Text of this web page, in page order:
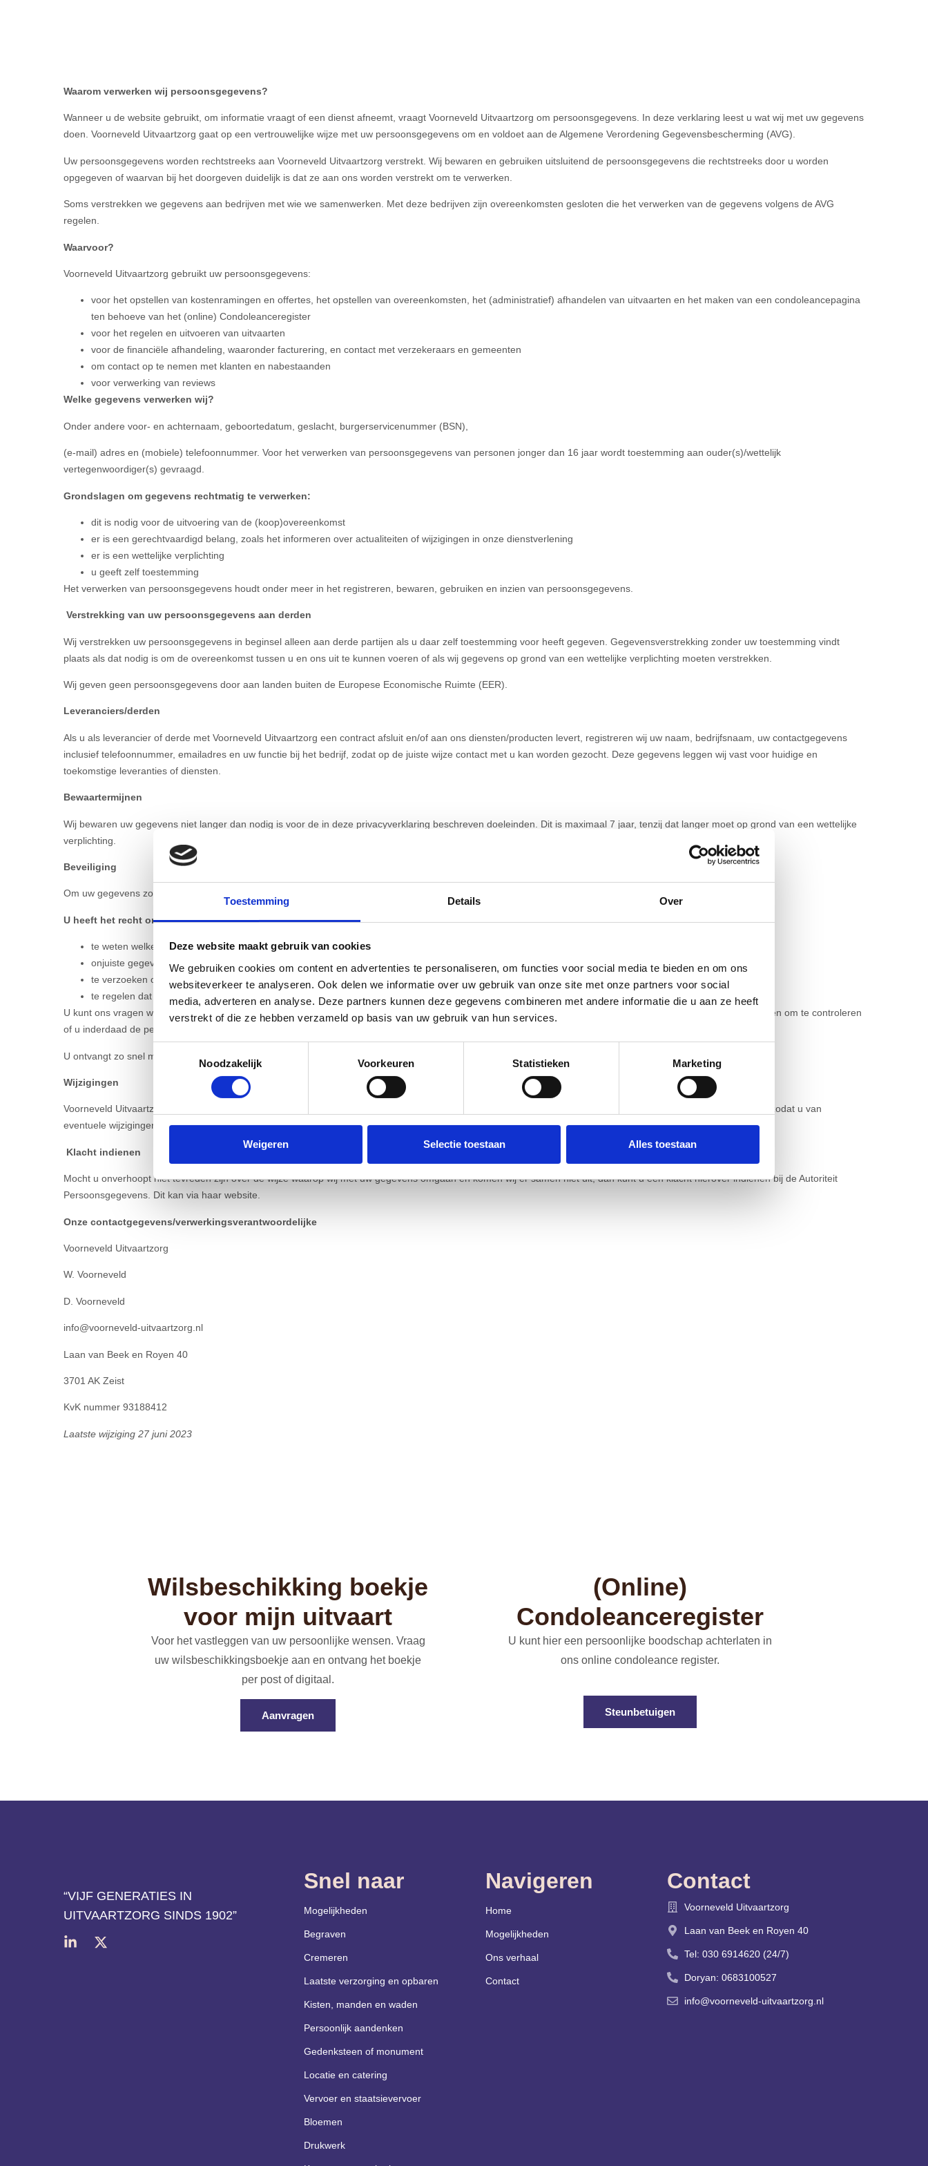
Toestemming Details Over
Deze website maakt gebruik van cookies
We gebruiken cookies om content en advertenties te personaliseren, om functies voor social media te bieden en om ons
websiteverkeer te analyseren. Ook delen we informatie over uw gebruik van onze site met onze partners voor social
media, adverteren en analyse. Deze partners kunnen deze gegevens combineren met andere informatie die u aan ze heeft
verstrekt of die ze hebben verzameld op basis van uw gebruik van hun services.
Noodzakelijk
Voorkeuren Statistieken Marketing
Weigeren Selectie toestaan Alles toestaan
Waarom verwerken wij persoonsgegevens?
Wanneer u de website gebruikt, om informatie vraagt of een dienst afneemt, vraagt Voorneveld Uitvaartzorg om persoonsgegevens. In deze verklaring leest u wat wij met uw gegevens
doen. Voorneveld Uitvaartzorg gaat op een vertrouwelijke wijze met uw persoonsgegevens om en voldoet aan de Algemene Verordening Gegevensbescherming (AVG).
Uw persoonsgegevens worden rechtstreeks aan Voorneveld Uitvaartzorg verstrekt. Wij bewaren en gebruiken uitsluitend de persoonsgegevens die rechtstreeks door u worden
opgegeven of waarvan bij het doorgeven duidelijk is dat ze aan ons worden verstrekt om te verwerken.
Soms verstrekken we gegevens aan bedrijven met wie we samenwerken. Met deze bedrijven zijn overeenkomsten gesloten die het verwerken van de gegevens volgens de AVG
regelen.
Waarvoor?
Voorneveld Uitvaartzorg gebruikt uw persoonsgegevens:
voor het opstellen van kostenramingen en offertes, het opstellen van overeenkomsten, het (administratief) afhandelen van uitvaarten en het maken van een condoleancepagina
ten behoeve van het (online) Condoleanceregister
voor het regelen en uitvoeren van uitvaarten
voor de financiële afhandeling, waaronder facturering, en contact met verzekeraars en gemeenten
om contact op te nemen met klanten en nabestaanden
voor verwerking van reviews
Welke gegevens verwerken wij?
Onder andere voor- en achternaam, geboortedatum, geslacht, burgerservicenummer (BSN),
(e-mail) adres en (mobiele) telefoonnummer. Voor het verwerken van persoonsgegevens van personen jonger dan 16 jaar wordt toestemming aan ouder(s)/wettelijk
vertegenwoordiger(s) gevraagd.
Grondslagen om gegevens rechtmatig te verwerken:
dit is nodig voor de uitvoering van de (koop)overeenkomst
er is een gerechtvaardigd belang, zoals het informeren over actualiteiten of wijzigingen in onze dienstverlening
er is een wettelijke verplichting
u geeft zelf toestemming
Het verwerken van persoonsgegevens houdt onder meer in het registreren, bewaren, gebruiken en inzien van persoonsgegevens.
Verstrekking van uw persoonsgegevens aan derden
Wij verstrekken uw persoonsgegevens in beginsel alleen aan derde partijen als u daar zelf toestemming voor heeft gegeven. Gegevensverstrekking zonder uw toestemming vindt
plaats als dat nodig is om de overeenkomst tussen u en ons uit te kunnen voeren of als wij gegevens op grond van een wettelijke verplichting moeten verstrekken.
Wij geven geen persoonsgegevens door aan landen buiten de Europese Economische Ruimte (EER).
Leveranciers/derden
Als u als leverancier of derde met Voorneveld Uitvaartzorg een contract afsluit en/of aan ons diensten/producten levert, registreren wij uw naam, bedrijfsnaam, uw contactgegevens
inclusief telefoonnummer, emailadres en uw functie bij het bedrijf, zodat op de juiste wijze contact met u kan worden gezocht. Deze gegevens leggen wij vast voor huidige en
toekomstige leveranties of diensten.
Bewaartermijnen
Wij bewaren uw gegevens niet langer dan nodig is voor de in deze privacyverklaring beschreven doeleinden. Dit is maximaal 7 jaar, tenzij dat langer moet op grond van een wettelijke
verplichting.
Beveiliging
Om uw gegevens zo goed mogelijk te beschermen, hebben wij passende organisatorische en technische beveiligingsmaatregelen getroffen.
U heeft het recht om
te weten welke persoonsgegevens zijn opgeslagen (recht op inzage)
onjuiste gegevens te laten aanpassen (recht op correctie)
te verzoeken om verwijdering als gegevens niet meer nodig zijn of als u bezwaar maakt (recht op verwijdering en recht om vergeten te worden)
te regelen dat gegevens aan iemand anders worden overgedragen (dataportabiliteit)
U kunt ons vragen welke persoonsgegevens wij van u verwerken of om gegevens te laten aanpassen of verwijderen. Wij stellen bij zo’n verzoek altijd controlevragen om te controleren
of u inderdaad de persoon bent die het verzoek doet.
U ontvangt zo snel mogelijk, maar uiterlijk binnen vier weken een antwoord.
Wijzigingen
Voorneveld Uitvaartzorg kan de informatie en de tekst van deze privacyverklaring altijd aanpassen. Wij raden u aan om deze verklaring regelmatig te raadplegen, zodat u van
eventuele wijzigingen op de hoogte bent.
Klacht indienen
Mocht u onverhoopt niet tevreden zijn over de wijze waarop wij met uw gegevens omgaan en komen wij er samen niet uit, dan kunt u een klacht hierover indienen bij de Autoriteit
Persoonsgegevens. Dit kan via haar website.
Onze contactgegevens/verwerkingsverantwoordelijke
Voorneveld Uitvaartzorg
W. Voorneveld
D. Voorneveld
info@voorneveld-uitvaartzorg.nl
Laan van Beek en Royen 40
3701 AK Zeist
KvK nummer 93188412
Laatste wijziging 27 juni 2023
Wilsbeschikking boekje
voor mijn uitvaart
Voor het vastleggen van uw persoonlijke wensen. Vraag
uw wilsbeschikkingsboekje aan en ontvang het boekje
per post of digitaal.
Aanvragen
(Online)
Condoleanceregister
U kunt hier een persoonlijke boodschap achterlaten in
ons online condoleance register.
Steunbetuigen
“VIJF GENERATIES IN
UITVAARTZORG SINDS 1902​”
Snel naar
Mogelijkheden
Begraven
Cremeren
Laatste verzorging en opbaren
Kisten, manden en waden
Persoonlijk aandenken
Gedenksteen of monument
Locatie en catering
Vervoer en staatsievervoer
Bloemen
Drukwerk
Navigeren
Home
Mogelijkheden
Ons verhaal
Contact
Contact
Voorneveld Uitvaartzorg
Laan van Beek en Royen 40
Tel: 030 6914620 (24/7)
Doryan: 0683100527
info@voorneveld-uitvaartzorg.nl